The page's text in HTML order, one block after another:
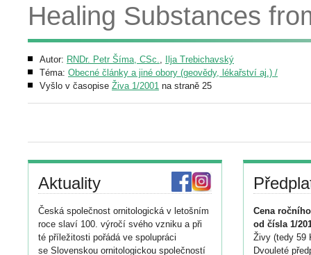
Healing Substances
Autor: RNDr. Petr Šíma, CSc.,
Ilja Trebichavský
Téma: Obecné články a jiné obory (geovědy, lékařství aj.) /
Vyšlo v časopise Živa 1/2001 na straně 25
Aktuality
Česká společnost ornitologická v letošním
roce slaví 100. výročí svého vzniku a při
té příležitosti pořádá ve spolupráci
se Slovenskou ornitologickou společností
Cena
od čísla 1/
Živy (tedy 59
Dvouleté